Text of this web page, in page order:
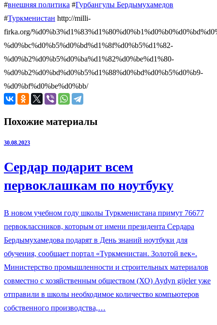
#внешняя политика #Гурбангулы Бердымухамедов
#Туркменистан http://milli-
firka.org/
%d0%bc%d0%b5%d0%bd%d1%8f%d0%b5%d1%82-
%d0%b2%d0%b5%d0%ba%d1%82%d0%be%d1%80-
%d0%b2%d0%bd%d0%b5%d1%88%d0%bd%d0%b5%d0%b9-
%d0%bf%d0%be%d0%bb/
Похожие материалы
30.08.2023
Сердар подарит всем
первоклашкам по ноутбуку
В новом учебном году школы Туркменистана примут 76677
первоклассников, которым от имени президента Сердара
Бердымухамедова подарят в День знаний ноутбуки для
обучения, сообщает портал «Туркменистан. Золотой век».
Министерство промышленности и строительных материалов
совместно с хозяйственным обществом (ХО) Aydyn gijeler уже
отправили в школы необходимое количество компьютеров
собственного производства,…